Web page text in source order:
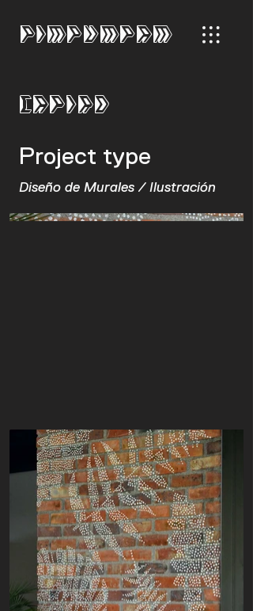
PIMPUMPAM
Capiro
Project type
Diseño de Murales / Ilustración